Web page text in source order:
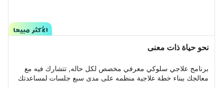
نحو حياة ذات معنى
برنامج علاجي سلوكي معرفي مخصص لكل حاله, تتشارك فيه مع
معالجك ببناء خطة علاجية منظمه على مدى سبع جلسات لمساعدتك